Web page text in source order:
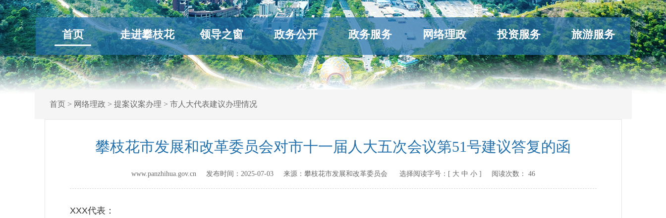
首页 走进攀枝花 领导之窗 政务公开 政务服务 网络理政 投资服务 旅游服务
首页> 网络理政 > 提案议案办理 > 市人大代表建议办理情况
攀枝花市发展和改革委员会对市十一届人大五次会议第51号建议答复的函
www.panzhihua.gov.cn 发布时间： 2025-07-03来源： 攀枝花市发展和改革委员会 选择阅读字号：[ 大 中 小] 阅读次数： 46
XXX代表：